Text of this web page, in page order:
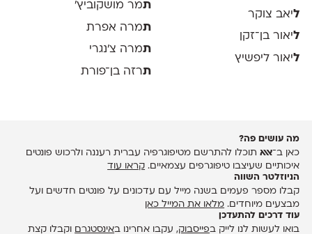
ליאב צוקר
ליאור בן־זקן
ליאור ליפשיץ
תמר מושקוביץ'
תמרה אפרת
תמרה צ׳נגרי
תרזה בן־פורת
מה עושים פה?
כאן ב־אאאתוכלו להתרשם מטיפוגרפיה עברית רעננה ולרכוש פונטים
איכותיים שעיצבו טיפוגרפים עצמאיים. קראו עוד
הניוזלטר השווה
קבלו מספר פעמים בשנה מייל עם עדכונים על פונטים חדשים ועל
מבצעים מיוחדים. מלאו את המייל כאן
עוד דרכים להתעדכן
בואו לעשות לנו לייק בפייסבוק, עקבו אחרינו באינסטגרם וקבלו קצת